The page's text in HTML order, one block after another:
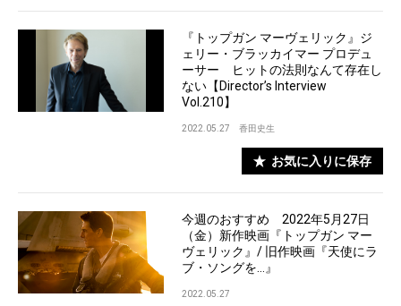
『トップガン マーヴェリック』ジ
ェリー・ブラッカイマー プロデュ
ーサー ヒットの法則なんて存在し
ない【Director’s Interview
Vol.210】
2022.05.27 香田史生
お気に入りに保存
今週のおすすめ 2022年5月27日
（金）新作映画『トップガン マー
ヴェリック』/ 旧作映画『天使にラ
ブ・ソングを…』
2022.05.27